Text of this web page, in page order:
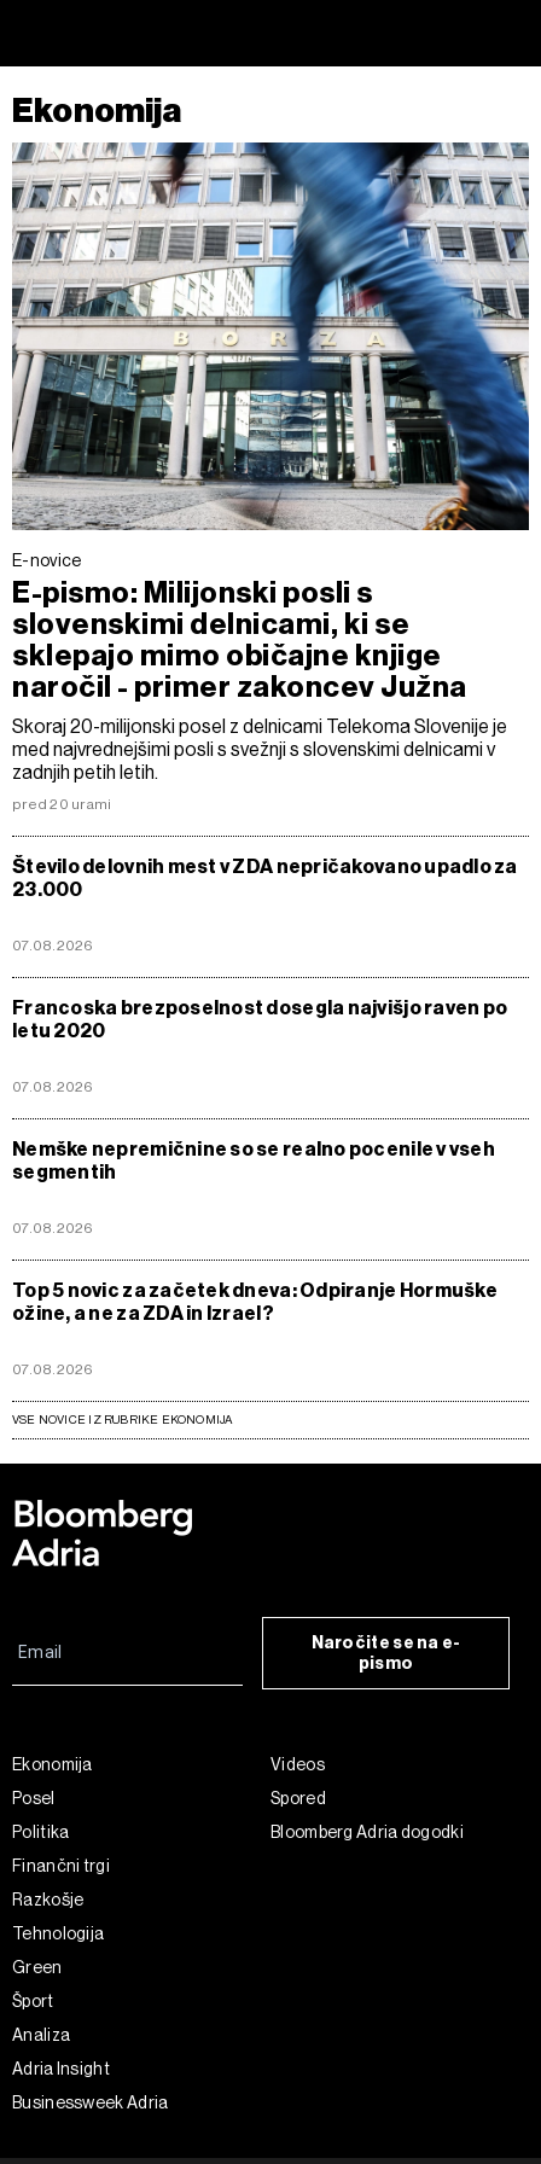
Ekonomija
E-novice
E-pismo: Milijonski posli s
slovenskimi delnicami, ki se
sklepajo mimo običajne knjige
naročil - primer zakoncev Južna
Skoraj 20-milijonski posel z delnicami Telekoma Slovenije je
med najvrednejšimi posli s svežnji s slovenskimi delnicami v
zadnjih petih letih.
pred 20 urami
Število delovnih mest v ZDA nepričakovano upadlo za
23.000
07.08.2026
Francoska brezposelnost dosegla najvišjo raven po
letu 2020
07.08.2026
Nemške nepremičnine so se realno pocenile v vseh
segmentih
07.08.2026
Top 5 novic za začetek dneva: Odpiranje Hormuške
ožine, a ne za ZDA in Izrael?
07.08.2026
VSE NOVICE IZ RUBRIKE EKONOMIJA
Naročite se na e-
pismo
Ekonomija
Posel
Politika
Finančni trgi
Razkošje
Tehnologija
Green
Šport
Analiza
Adria Insight
Businessweek Adria
Videos
Spored
Bloomberg Adria dogodki